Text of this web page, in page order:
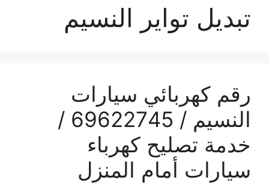
تبديل تواير النسيم
رقم كهربائي سيارات
النسيم / 69622745 /
خدمة تصليح كهرباء
سيارات أمام المنزل